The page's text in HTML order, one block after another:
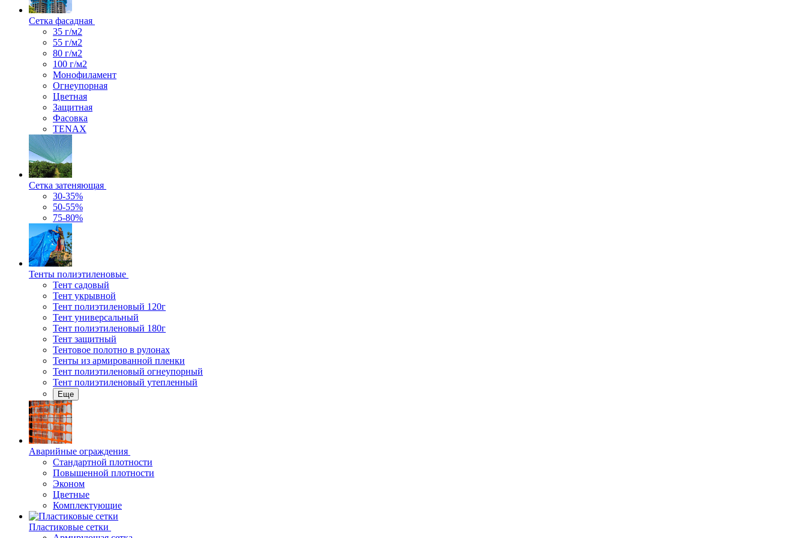
Сетка фасадная
35 г/м2
55 г/м2
80 г/м2
100 г/м2
Монофиламент
Огнеупорная
Цветная
Защитная
Фасовка
TENAX
Сетка затеняющая
30-35%
50-55%
75-80%
Тенты полиэтиленовые
Тент садовый
Тент укрывной
Тент полиэтиленовый 120г
Тент универсальный
Тент полиэтиленовый 180г
Тент защитный
Тентовое полотно в рулонах
Тенты из армированной пленки
Тент полиэтиленовый огнеупорный
Тент полиэтиленовый утепленный
Еще
Аварийные ограждения
Стандартной плотности
Повышенной плотности
Эконом
Цветные
Комплектующие
Пластиковые сетки